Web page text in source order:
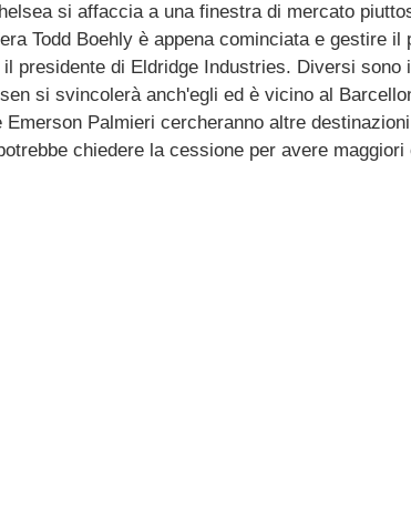
si affaccia a una finestra di mercato
Todd Boehly è appena cominciata e gestire il
presidente di Eldridge Industries. Diversi
si svincolerà anch'egli ed è vicino al
Palmieri cercheranno altre
chiedere la cessione per avere